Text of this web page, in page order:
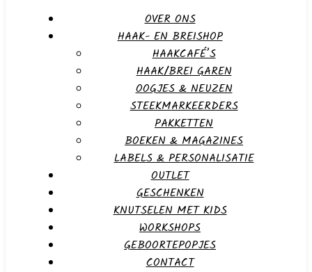
OVER ONS
HAAK- EN BREISHOP
HAAKCAFÉ’S
HAAK/BREI GAREN
OOGJES & NEUZEN
STEEKMARKEERDERS
PAKKETTEN
BOEKEN & MAGAZINES
LABELS & PERSONALISATIE
OUTLET
GESCHENKEN
KNUTSELEN MET KIDS
WORKSHOPS
GEBOORTEPOPJES
CONTACT